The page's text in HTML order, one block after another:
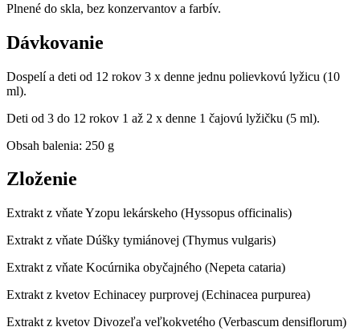
Plnené do skla, bez konzervantov a farbív.
Dávkovanie
Dospelí a deti od 12 rokov 3 x denne jednu polievkovú lyžicu (10
ml).
Deti od 3 do 12 rokov 1 až 2 x denne 1 čajovú lyžičku (5 ml).
Obsah balenia: 250 g
Zloženie
Extrakt z vňate Yzopu lekárskeho (Hyssopus officinalis)
Extrakt z vňate Dúšky tymiánovej (Thymus vulgaris)
Extrakt z vňate Kocúrnika obyčajného (Nepeta cataria)
Extrakt z kvetov Echinacey purprovej (Echinacea purpurea)
Extrakt z kvetov Divozeľa veľkokvetého (Verbascum densiflorum)